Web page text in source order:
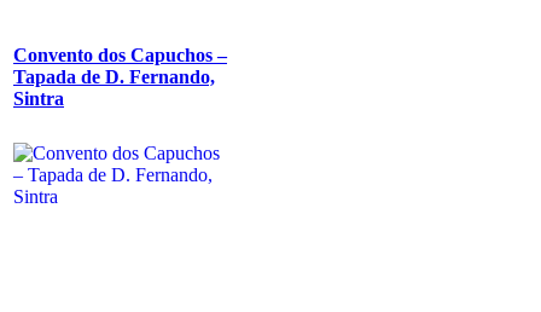
Convento dos Capuchos –
Tapada de D. Fernando,
Sintra